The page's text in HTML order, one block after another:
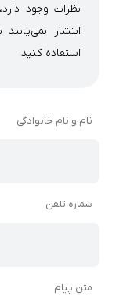
نظرات وجود
انتشار
استفاده کنید.
نام و نام خانوادگی
شماره تلفن
متن پیام